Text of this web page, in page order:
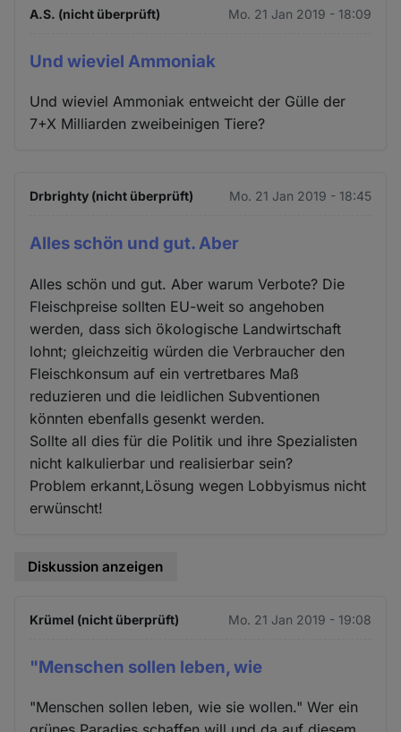
A.S. (nicht überprüft) Mo. 21 Jan 2019 - 18:09
Und wieviel Ammoniak
Und wieviel Ammoniak entweicht der Gülle der
7+X Milliarden zweibeinigen Tiere?
Drbrighty (nicht überprüft) Mo. 21 Jan 2019 - 18:45
Alles schön und gut. Aber
Alles schön und gut. Aber warum Verbote? Die
Fleischpreise sollten EU-weit so angehoben
werden, dass sich ökologische Landwirtschaft
lohnt; gleichzeitig würden die Verbraucher den
Fleischkonsum auf ein vertretbares Maß
reduzieren und die leidlichen Subventionen
könnten ebenfalls gesenkt werden.
Sollte all dies für die Politik und ihre Spezialisten
nicht kalkulierbar und realisierbar sein?
Problem erkannt,Lösung wegen Lobbyismus nicht
erwünscht!
Diskussion anzeigen
Krümel (nicht überprüft) Mo. 21 Jan 2019 - 19:08
"Menschen sollen leben, wie
"Menschen sollen leben, wie sie wollen." Wer ein